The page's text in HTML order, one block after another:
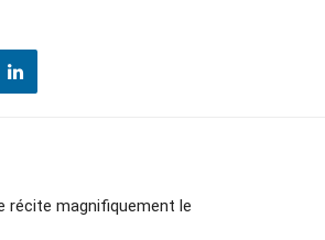
récite magnifiquement le